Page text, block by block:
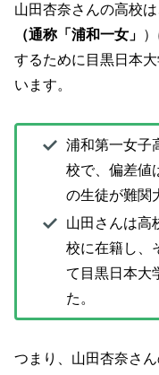
山田杏奈さんの高校は
（通称「浦和一女」
するために目黒日本
います。
浦和第一女子
校で、偏差値
の生徒が難関
山田さんは高
校に在籍し、
て目黒日本大
た。
つまり、山田杏奈さ